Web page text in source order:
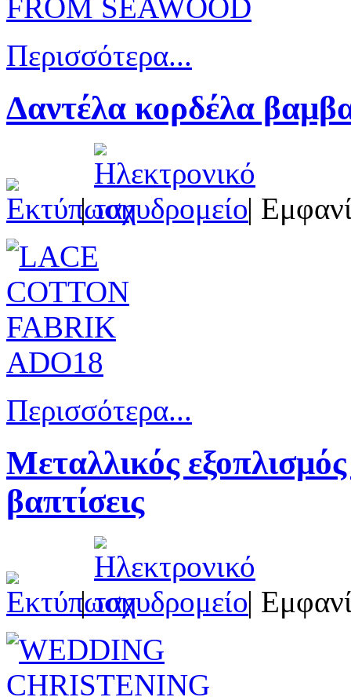
Περισσότερα...
Δαντέλα κορδέλα
| |
Περισσότερα...
Μεταλλικός
βαπτίσεις
| |